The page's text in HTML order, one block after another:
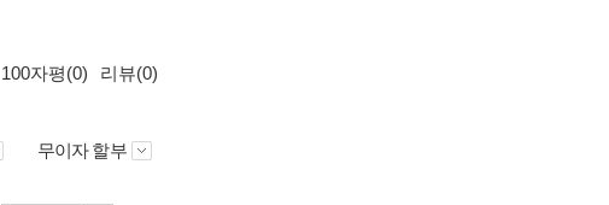
100자평(0) 리뷰(0)
무이자 할부